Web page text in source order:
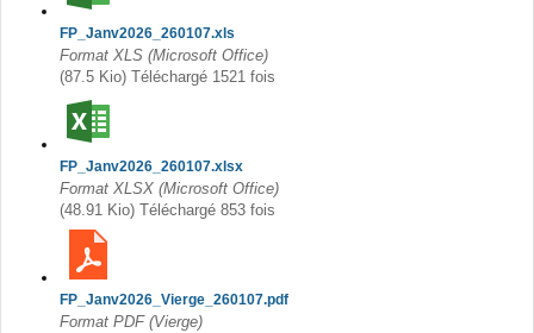
FP_Janv2026_260107.xls
Format XLS (Microsoft Office)
(87.5 Kio) Téléchargé 1521 fois
FP_Janv2026_260107.xlsx
Format XLSX (Microsoft Office)
(48.91 Kio) Téléchargé 853 fois
FP_Janv2026_Vierge_260107.pdf
Format PDF (Vierge)